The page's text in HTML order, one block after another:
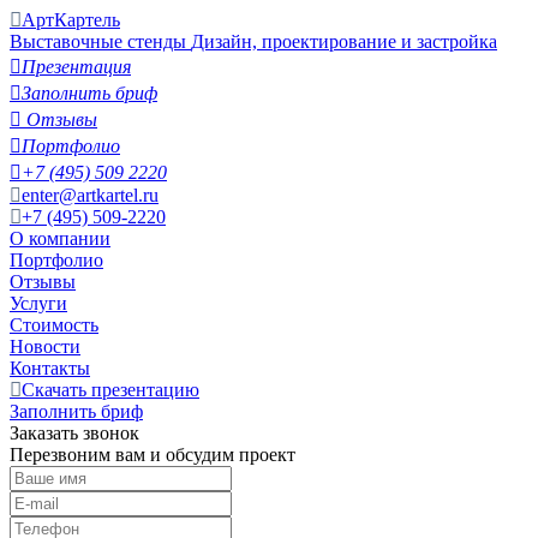
АртКартель
Выставочные стенды Дизайн, проектирование и застройка
Презентация
Заполнить бриф
 Отзывы
Портфолио
+7 (495) 509 2220
enter@artkartel.ru
+7 (495) 509-2220
О компании
Портфолио
Отзывы
Услуги
Стоимость
Новости
Контакты
Скачать презентацию
Заполнить бриф
Заказать звонок
Перезвоним вам и обсудим проект